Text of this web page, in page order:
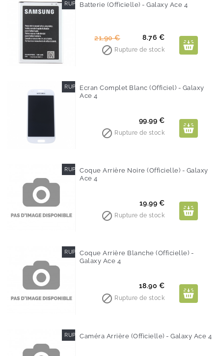
RUPTURE DE STOCK
Batterie (Officielle) - Galaxy Ace 4
Prix
de
21,90 €Prix 8.76 €
 Rupture de stock
RUPTURE DE STOCK
Ecran Complet Blanc (Officiel) - Galaxy
Ace 4
Prix
99.99 €
 Rupture de stock
RUPTURE DE STOCK
Coque Arrière Noire (Officielle) - Galaxy
Ace 4
Prix
19.99 €
 Rupture de stock
RUPTURE DE STOCK
Coque Arrière Blanche (Officielle) -
Galaxy Ace 4
Prix
18.90 €
 Rupture de stock
RUPTURE DE STOCK
Caméra Arrière (Officielle) - Galaxy Ace 4